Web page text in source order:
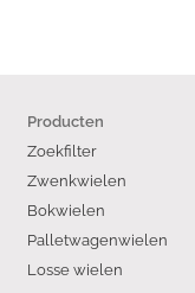
Producten
Zoekfilter
Zwenkwielen
Bokwielen
Palletwagenwielen
Losse wielen